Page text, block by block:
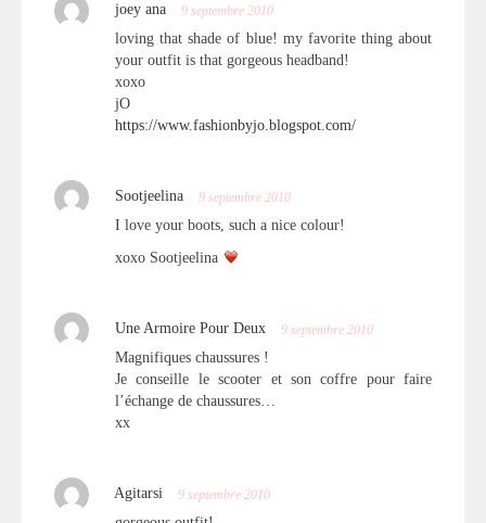
joey ana 9 septembre 2010
loving that shade of blue! my favorite thing about
your outfit is that gorgeous headband!
xoxo
jO
https://www.fashionbyjo.blogspot.com/
Sootjeelina 9 septembre 2010
I love your boots, such a nice colour!
xoxo Sootjeelina
Une Armoire Pour Deux 9 septembre 2010
Magnifiques chaussures !
Je conseille le scooter et son coffre pour faire
l’échange de chaussures…
xx
Agitarsi 9 septembre 2010